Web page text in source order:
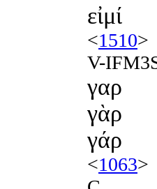
εἰμί
<1510>
V-
γαρ
γὰρ
γάρ
<1063>